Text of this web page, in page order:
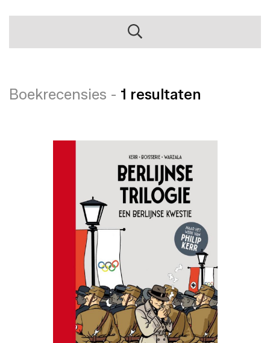
Boekrecensies - 1 resultaten